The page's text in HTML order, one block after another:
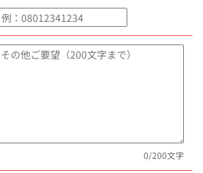
0/200文字